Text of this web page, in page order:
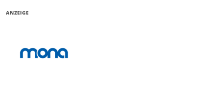
ANZEIGE